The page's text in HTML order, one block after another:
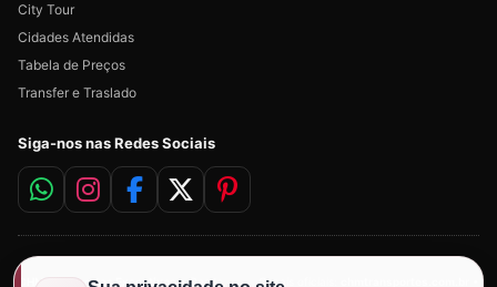
City Tour
Cidades Atendidas
Tabela de Preços
Transfer e Traslado
Siga-nos nas Redes Sociais
CHM Transportes Executivos • Desde Canais oficiais: